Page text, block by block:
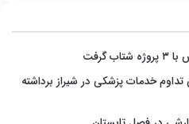
خدمات پزشکی در شیراز برداشته